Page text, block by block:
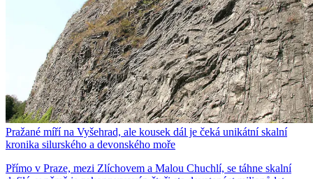
Pražané míří na Vyšehrad, ale kousek dál je čeká unikátní skalní
kronika silurského a devonského moře
Přímo v Praze, mezi Zlíchovem a Malou Chuchlí, se táhne skalní